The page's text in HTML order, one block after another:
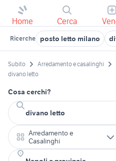
Home Cerca
Ricerche posto letto milano
Subito Arredamento e casalinghi
divano letto
Cosa cerchi?
Arredamento e
Casalinghi